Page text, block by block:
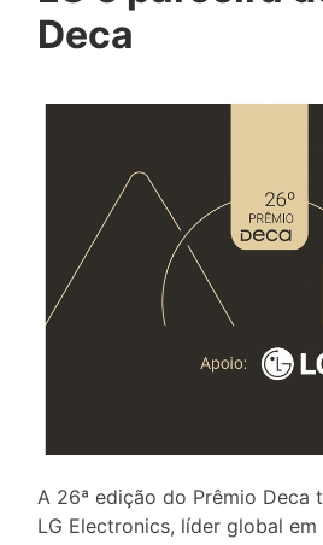
Deca
A 26ª edição do Prêmio Deca
LG Electronics, líder global